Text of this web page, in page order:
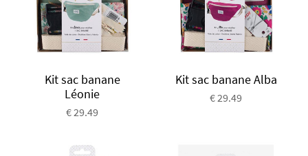
Kit sac banane
Léonie
€ 29.49
Kit sac banane Alba
€ 29.49